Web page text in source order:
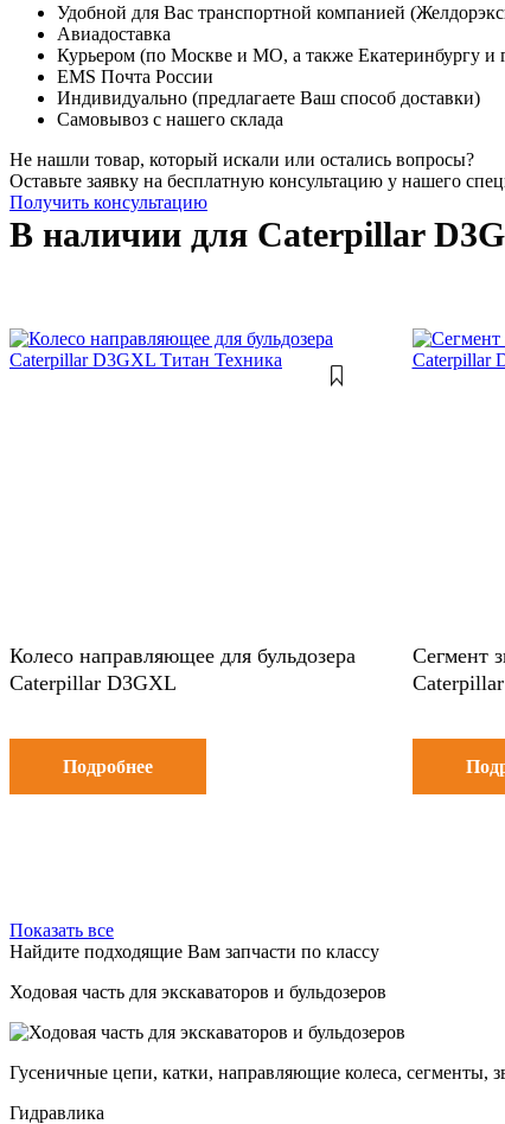
Удобной для Вас транспортной компанией
Авиадоставка
Курьером (по Москве и МО, а также Екатеринбургу и
EMS Почта России
Индивидуально (предлагаете Ваш способ доставки)
Самовывоз с нашего склада
Не нашли товар, который искали или остались вопросы?
Оставьте заявку на бесплатную консультацию у нашего
Получить консультацию
В наличии для Caterpillar
Колесо направляющее для бульдозера
Caterpillar D3GXL
Подробнее
Сегмент
Показать все
Найдите подходящие Вам запчасти по классу
Ходовая часть для экскаваторов и бульдозеров
Гусеничные цепи, катки, направляющие колеса, сегменты,
Гидравлика